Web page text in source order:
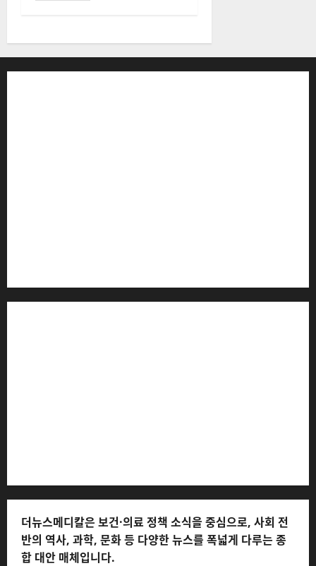
더뉴스메디칼은 보건·의료 정책 소식을 중심으로, 사회 전
반의 역사, 과학, 문화 등 다양한 뉴스를 폭넓게 다루는 종
합 대안 매체입니다.